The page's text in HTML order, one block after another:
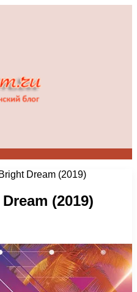
Dream (2019)
(2019)